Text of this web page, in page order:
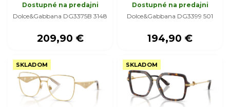
Dostupné na predajni
Dolce&Gabbana DG3375B 3148
209,90 €
Dostupné na predajni
Dolce&Gabbana DG3399 501
194,90 €
SKLADOM SKLADOM